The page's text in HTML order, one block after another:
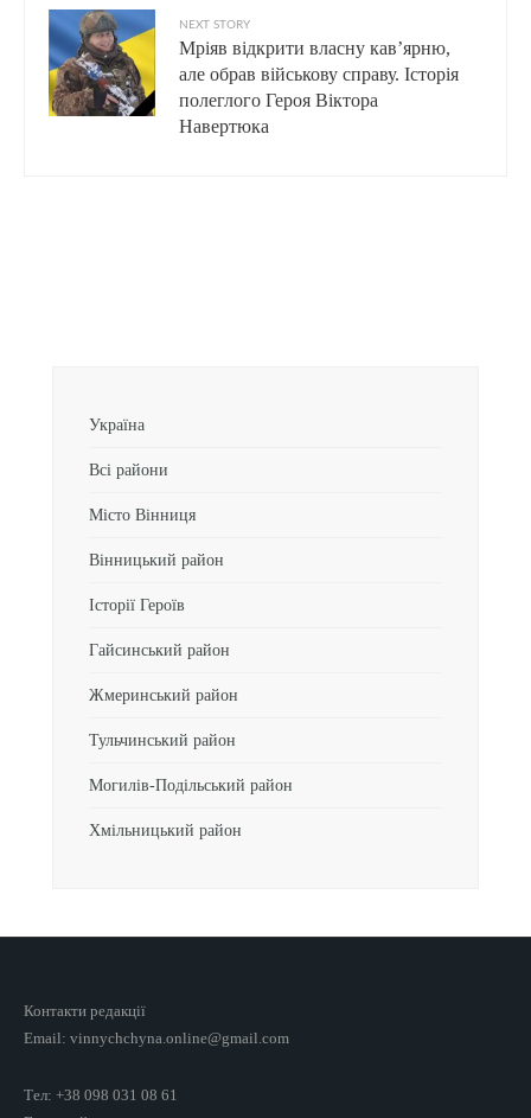
NEXT STORY
Мріяв відкрити власну кав’ярню,
але обрав військову справу. Історія
полеглого Героя Віктора
Навертюка
Україна
Всі райони
Місто Вінниця
Вінницький район
Історії Героїв
Гайсинський район
Жмеринський район
Тульчинський район
Могилів-Подільський район
Хмільницький район
Контакти редакції
Email: vinnychchyna.online@gmail.com
Тел: +38 098 031 08 61